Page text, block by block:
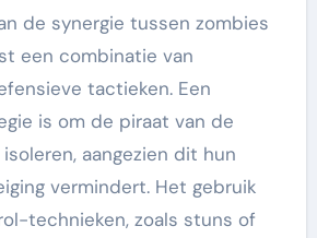
de synergie tussen zombies
een combinatie van
tactieken. Een
is om de piraat van de
aangezien dit hun
vermindert. Het gebruik
technieken, zoals stuns of